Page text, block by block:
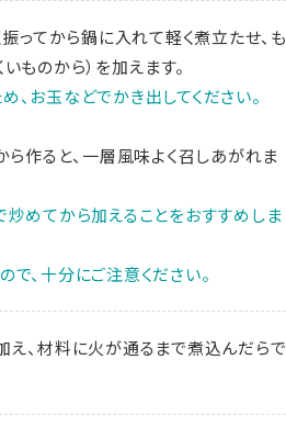
振ってから鍋に入れて軽く煮立たせ、も
ものから）を加えます。
お玉などでかき出してください。
作ると、一層風味よく召しあがれま
めてから加えることをおすすめしま
、十分にご注意ください。
、材料に火が通るまで煮込んだらで